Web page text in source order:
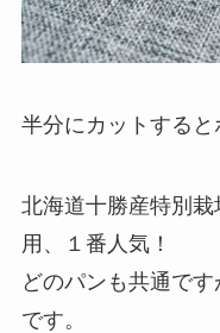
半分にカットすると
北海道十勝産特別
用、１番人気！
どのパンも共通で
です。